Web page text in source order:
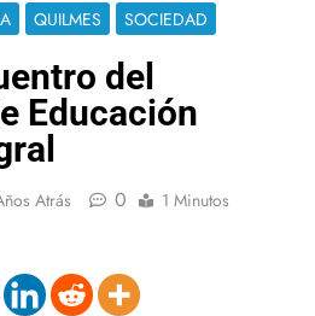
QUILMES SOCIEDAD
del
Educación
Atrás 0 1 Minutos